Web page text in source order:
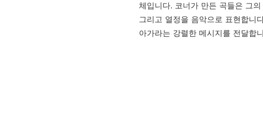
체입니다. 코너가 만든 곡들은 그
그리고 열정을 음악으로 표현합니
아가라는 강렬한 메시지를 전달합